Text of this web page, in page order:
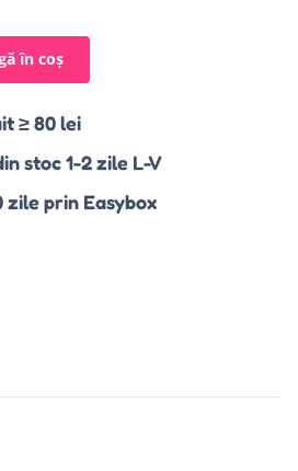
în coș
≥ 80 lei
stoc 1-2 zile L-V
zile prin Easybox